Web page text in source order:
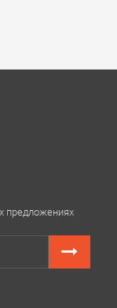
предложениях